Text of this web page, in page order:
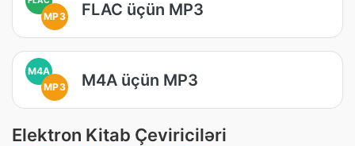
MP3 FLAC üçün MP3
M4A
MP3
M4A üçün MP3
Elektron Kitab Çeviriciləri